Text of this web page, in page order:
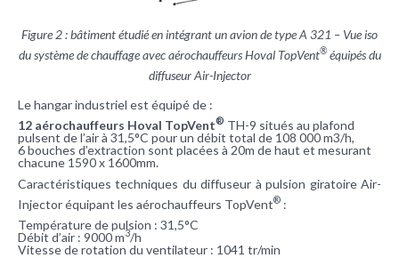
Figure 2 : bâtiment étudié en intégrant un avion de type A 321 – Vue iso
du système de chauffage avec aérochauffeurs Hoval TopVent®équipés du
diffuseur Air-Injector
Le hangar industriel est équipé de :
12 aérochauffeurs Hoval TopVent® TH-9 situés au plafond
pulsent de l’air à 31,5°C pour un débit total de 108 000 m3/h,
6 bouches d’extraction sont placées à 20m de haut et mesurant
chacune 1590 x 1600mm.
Caractéristiques techniques du diffuseur à pulsion giratoire Air-
Injector équipant les aérochauffeurs TopVent® :
Température de pulsion : 31,5°C
Débit d’air : 9000 m3/h
Vitesse de rotation du ventilateur : 1041 tr/min